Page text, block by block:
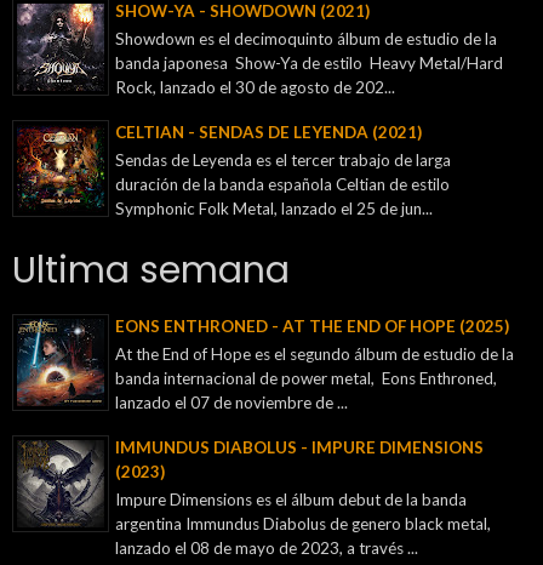
SHOW-YA - SHOWDOWN (2021)
Showdown es el decimoquinto álbum de estudio de la
banda japonesa Show-Ya de estilo Heavy Metal/Hard
Rock, lanzado el 30 de agosto de 202...
CELTIAN - SENDAS DE LEYENDA (2021)
Sendas de Leyenda es el tercer trabajo de larga
duración de la banda española Celtian de estilo
Symphonic Folk Metal, lanzado el 25 de jun...
Ultima semana
EONS ENTHRONED - AT THE END OF HOPE (2025)
At the End of Hope es el segundo álbum de estudio de la
banda internacional de power metal, Eons Enthroned,
lanzado el 07 de noviembre de ...
IMMUNDUS DIABOLUS - IMPURE DIMENSIONS
(2023)
Impure Dimensions es el álbum debut de la banda
argentina Immundus Diabolus de genero black metal,
lanzado el 08 de mayo de 2023, a través ...